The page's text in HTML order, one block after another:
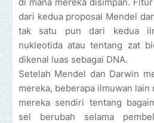
dari kedua proposal Mendel
tak satu pun dari kedua
nukleotida atau tentang zat
dikenal luas sebagai DNA.
Setelah Mendel dan Darwin
mereka, beberapa ilmuwan lain
mereka sendiri tentang
sel berubah selama